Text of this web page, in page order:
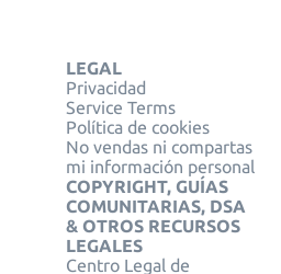
LEGAL
Privacidad
Service Terms
Política de cookies
No vendas ni compartas
mi información personal
COPYRIGHT, GUÍAS
COMUNITARIAS, DSA
& OTROS RECURSOS
LEGALES
Centro Legal de